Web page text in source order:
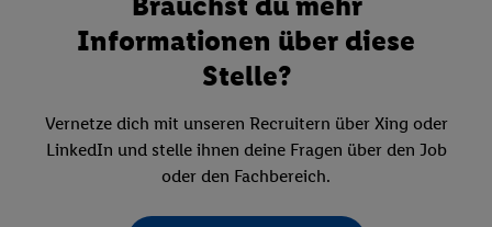
Informationen über diese
Stelle?
Vernetze dich mit unseren Recruitern über Xing oder
LinkedIn und stelle ihnen deine Fragen über den Job
oder den Fachbereich.